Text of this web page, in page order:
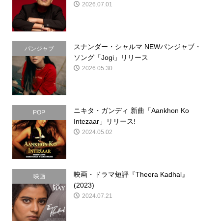
2026.07.01
パンジャブ
スナンダー・シャルマ NEWパンジャブ・
ソング「Jogi」リリース
2026.05.30
POP
ニキタ・ガンディ 新曲「Aankhon Ko
Intezaar」リリース!
2024.05.02
映画
映画・ドラマ短評『Theera Kadhal』
(2023)
2024.07.21